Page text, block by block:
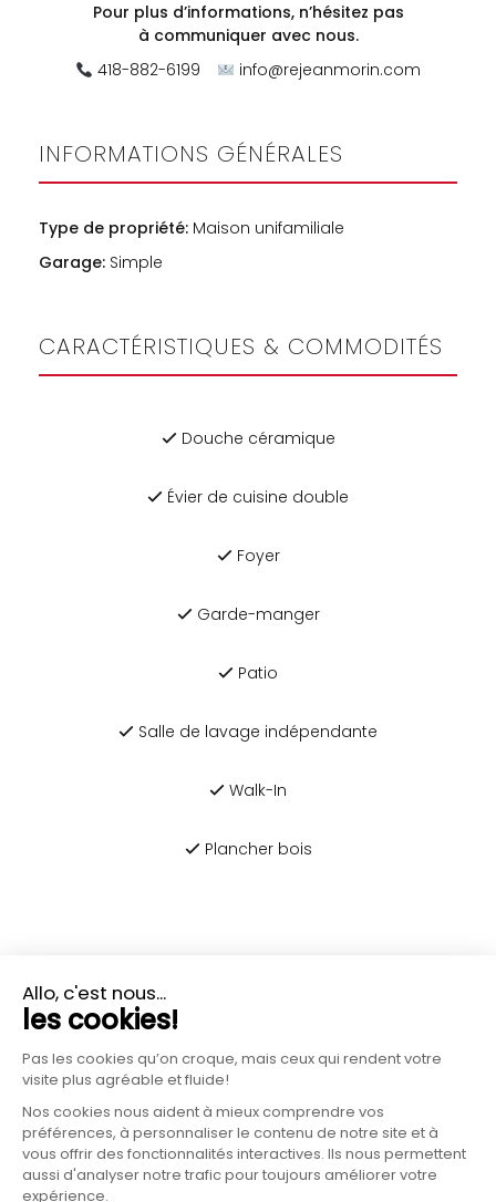
Pour plus d’informations, n’hésitez pas
à communiquer avec nous.
418-882-6199
info@rejeanmorin.com
INFORMATIONS GÉNÉRALES
Type de propriété: Maison unifamiliale
Garage: Simple
CARACTÉRISTIQUES & COMMODITÉS
Douche céramique
Évier de cuisine double
Foyer
Garde-manger
Patio
Salle de lavage indépendante
Walk-In
Plancher bois
PLUS D'INFORMATIONS?